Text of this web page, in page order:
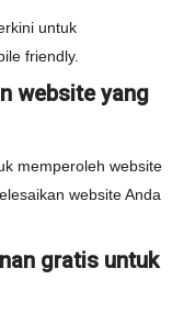
untuk
friendly.
website yang
memperoleh website
website Anda
gratis untuk